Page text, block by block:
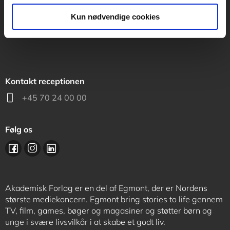
Kun nødvendige cookies
support@akademisk.dk
Kontakt receptionen
+45 70 24 00 00
Følg os
Akademisk Forlag er en del af Egmont, der er Nordens
største mediekoncern. Egmont bring stories to life gennem
TV, film, games, bøger og magasiner og støtter børn og
unge i svære livsvilkår i at skabe et godt liv.